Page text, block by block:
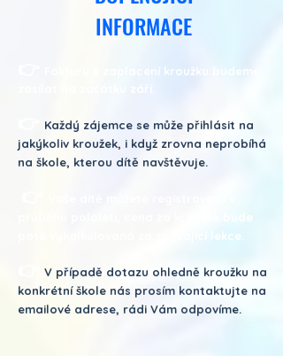
INFORMACE
Fakturu k zaplacení kroužku budeme
Každý zájemce se může přihlásit na
jakýkoliv kroužek, i když zrovna neprobíhá
na škole, kterou dítě navštěvuje.
průběhu pololetí, cena za kroužek bude
poté vykalkulovaná za zbývající lekce.
V případě dotazu ohledně kroužku na
konkrétní škole nás prosím kontaktujte na
emailové adrese, rádi Vám odpovíme.